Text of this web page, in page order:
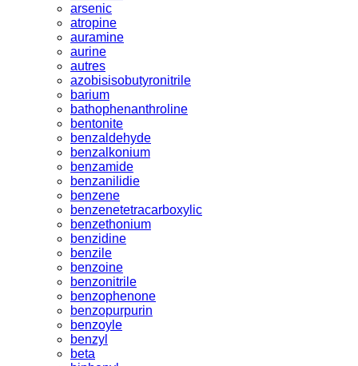
arsenic
atropine
auramine
aurine
autres
azobisisobutyronitrile
barium
bathophenanthroline
bentonite
benzaldehyde
benzalkonium
benzamide
benzanilidie
benzene
benzenetetracarboxylic
benzethonium
benzidine
benzile
benzoine
benzonitrile
benzophenone
benzopurpurin
benzoyle
benzyl
beta